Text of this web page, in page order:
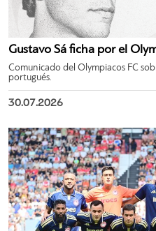
Gustavo Sá ficha por el
Comunicado del Olympiacos FC
portugués.
30.07.2026